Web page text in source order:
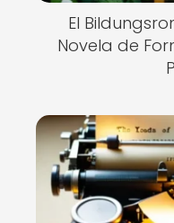
El
Novela de